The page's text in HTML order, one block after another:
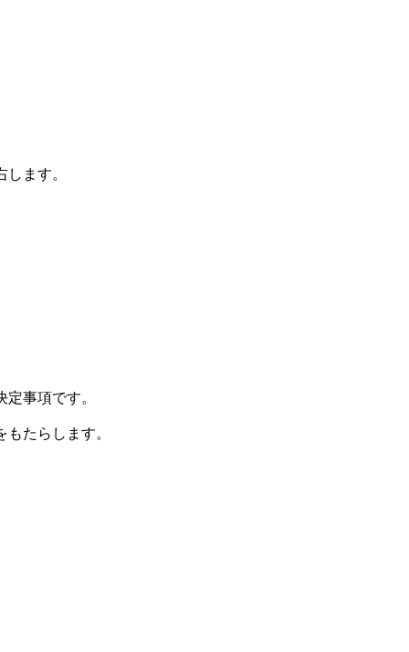
ます。
事項です。
たらします。